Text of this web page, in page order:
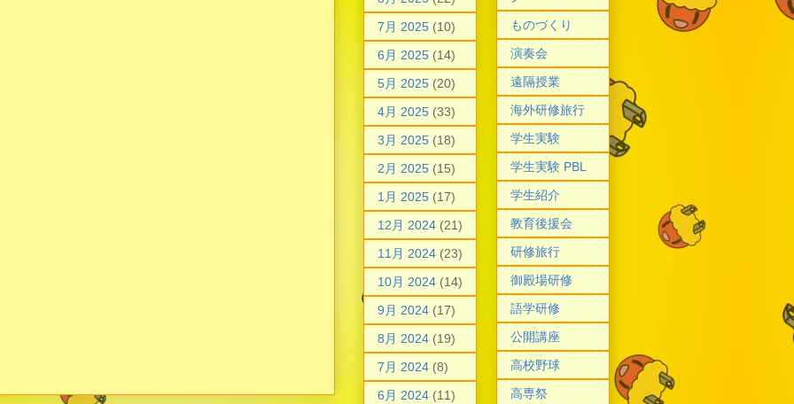
7月 2025 (10)
6月 2025 (14)
5月 2025 (20)
4月 2025 (33)
3月 2025 (18)
2月 2025 (15)
1月 2025 (17)
12月 2024 (21)
11月 2024 (23)
10月 2024 (14)
9月 2024 (17)
8月 2024 (19)
7月 2024 (8)
6月 2024 (11)
ものづくり
演奏会
遠隔授業
海外研修旅行
学生実験
学生実験 PBL
学生紹介
教育後援会
研修旅行
御殿場研修
語学研修
公開講座
高校野球
高専祭